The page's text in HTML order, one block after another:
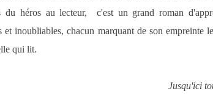
du héros au lecteur, c'est un grand roman
et inoubliables, chacun marquant de son empreinte
qui lit.
Jusqu'ici